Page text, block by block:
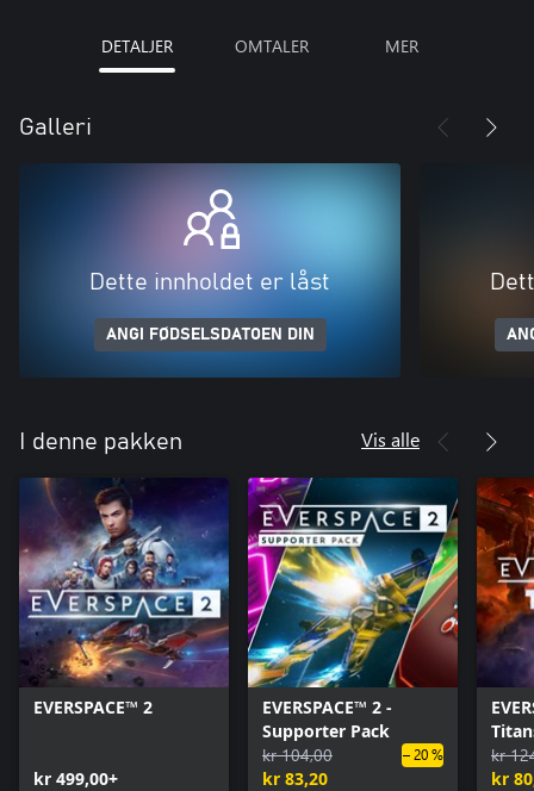
DETALJER OMTALER MER
Galleri
Dette innholdet er låst
ANGI FØDSELSDATOEN DIN
I denne pakken Vis alle
EVERSPACE™ 2
kr 499,00+
EVERSPACE™ 2 -
Supporter Pack
kr 104,00
kr 83,20
– 20 %
kr
kr